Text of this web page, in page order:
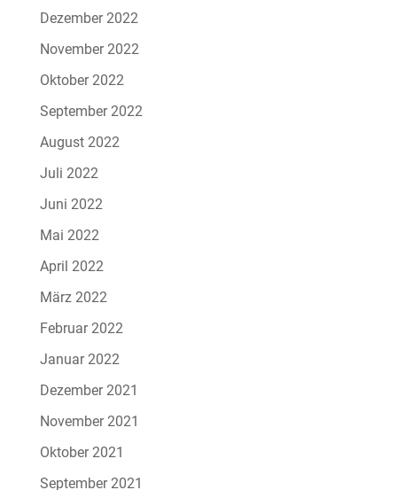
Dezember 2022
November 2022
Oktober 2022
September 2022
August 2022
Juli 2022
Juni 2022
Mai 2022
April 2022
März 2022
Februar 2022
Januar 2022
Dezember 2021
November 2021
Oktober 2021
September 2021